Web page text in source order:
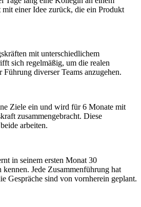
mit einer Idee zurück, die ein Produkt
mit unterschiedlichem
sich regelmäßig, um die realen
diverser Teams anzugehen.
Ziele ein und wird für 6 Monate mit
zusammengebracht. Diese
arbeiten.
in seinem ersten Monat 30
Jede Zusammenführung hat
Gespräche sind von vornherein geplant.